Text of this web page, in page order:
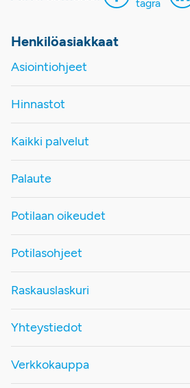
Henkilöasiakkaat
Asiointiohjeet
Hinnastot
Kaikki palvelut
Palaute
Potilaan oikeudet
Potilasohjeet
Raskauslaskuri
Yhteystiedot
Verkkokauppa